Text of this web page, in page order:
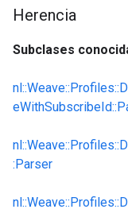
Herencia
Subclases
:Parser